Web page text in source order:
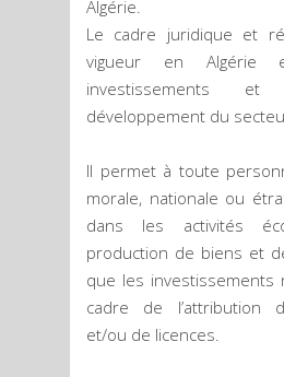
Algérie.
Le cadre juridique et
vigueur en Algérie
investissements
développement du
Il permet à toute
morale, nationale ou
dans les activités
production de biens et
que les investissements
cadre de l’attribution
et/ou de licences.